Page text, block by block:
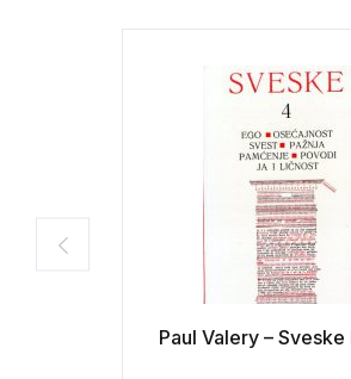
Paul Valery – Sveske